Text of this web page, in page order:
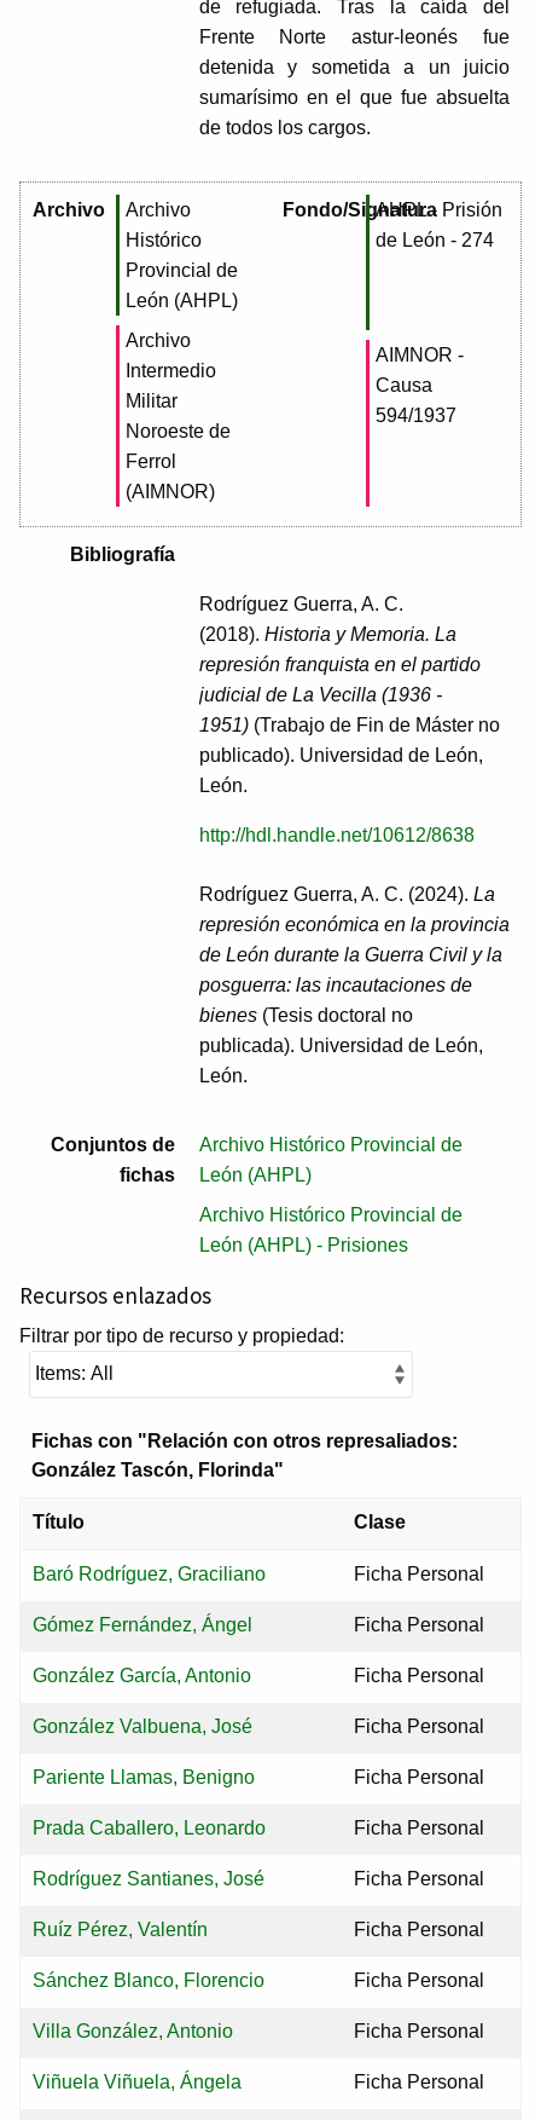
de refugiada. Tras la caída del
Frente Norte astur-leonés fue
detenida y sometida a un juicio
sumarísimo en el que fue absuelta
de todos los cargos.
Archivo
Archivo
Histórico
Provincial de
León (AHPL)
Archivo
Intermedio
Militar
Noroeste de
Ferrol
(AIMNOR)
Fondo/SignaturaAHPL - Prisión
de León - 274
AIMNOR -
Causa
594/1937
Bibliografía
Rodríguez Guerra, A. C.
(2018). Historia y Memoria. La
represión franquista en el partido
judicial de La Vecilla (1936 -
1951)(Trabajo de Fin de Máster no
publicado). Universidad de León,
León.
http://hdl.handle.net/10612/8638
Rodríguez Guerra, A. C. (2024). La
represión económica en la provincia
de León durante la Guerra Civil y la
posguerra: las incautaciones de
bienes(Tesis doctoral no
publicada). Universidad de León,
León.
Conjuntos de
fichas
Archivo Histórico Provincial de
León (AHPL)
Archivo Histórico Provincial de
León (AHPL) - Prisiones
Recursos enlazados
Filtrar por tipo de recurso y propiedad:
Fichas con "Relación con otros represaliados:
González Tascón, Florinda"
Título Clase
Baró Rodríguez, Graciliano Ficha Personal
Gómez Fernández, Ángel Ficha Personal
González García, Antonio Ficha Personal
González Valbuena, José Ficha Personal
Pariente Llamas, Benigno Ficha Personal
Prada Caballero, Leonardo Ficha Personal
Rodríguez Santianes, José Ficha Personal
Ruíz Pérez, Valentín Ficha Personal
Sánchez Blanco, Florencio Ficha Personal
Villa González, Antonio Ficha Personal
Viñuela Viñuela, Ángela Ficha Personal